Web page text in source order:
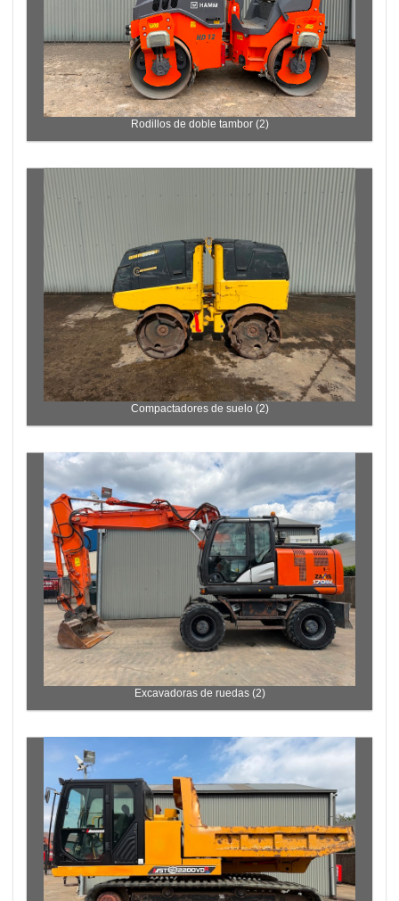
Rodillos de doble tambor (2)
Compactadores de suelo (2)
Excavadoras de ruedas (2)